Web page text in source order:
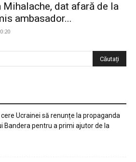
Mihalache, dat afară de la
ambasador...
Ucrainei să renunțe la propaganda
Bandera pentru a primi ajutor de la